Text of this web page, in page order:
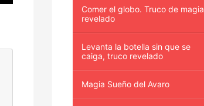
Comer el globo. Truco de magia
revelado
Levanta la botella sin que se
caiga, truco revelado
Magia Sueño del Avaro